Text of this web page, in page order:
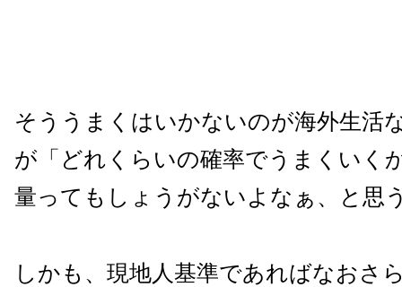
そううまくはいかないのが海外生活
が「どれくらいの確率でうまくいく
量ってもしょうがないよなぁ、と思
しかも、現地人基準であればなおさ